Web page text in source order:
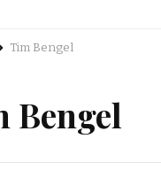
Archiv
Tim Bengel
Bengel